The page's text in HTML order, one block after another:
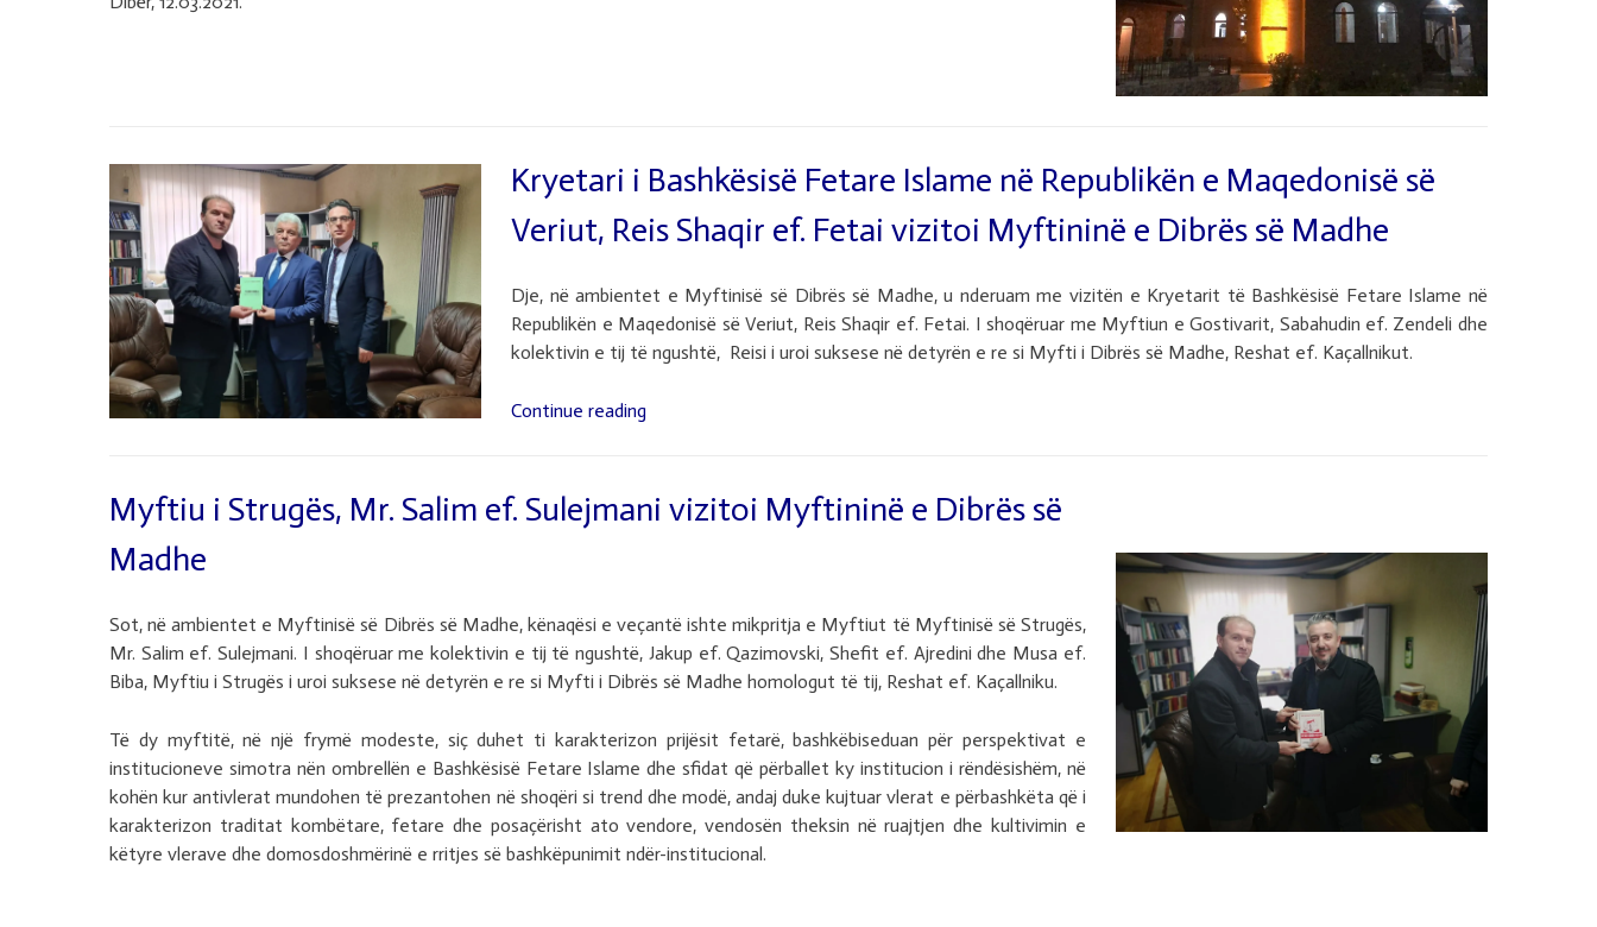
Kryetari i Bashkësisë Fetare Islame në Republikën e Maqedonisë së
Veriut, Reis Shaqir ef. Fetai vizitoi Myftininë e Dibrës së Madhe
Dje, në ambientet e Myftinisë së Dibrës së Madhe, u nderuam me vizitën e Kryetarit të Bashkësisë Fetare Islame në
Republikën e Maqedonisë së Veriut, Reis Shaqir ef. Fetai. I shoqëruar me Myftiun e Gostivarit, Sabahudin ef. Zendeli dhe
kolektivin e tij të ngushtë, Reisi i uroi suksese në detyrën e re si Myfti i Dibrës së Madhe, Reshat ef. Kaçallnikut.
Continue reading
Fetare
Islame
Maqedonisë
së
Veriut,
Shaqir
ef.
Fetai
vizitoi
Myftininë
Myftiu i Strugës, Mr. Salim ef. Sulejmani vizitoi Myftininë e Dibrës së
Madhe
Sot, në ambientet e Myftinisë së Dibrës së Madhe, kënaqësi e veçantë ishte mikpritja e Myftiut të Myftinisë së Strugës,
Mr. Salim ef. Sulejmani. I shoqëruar me kolektivin e tij të ngushtë, Jakup ef. Qazimovski, Shefit ef. Ajredini dhe Musa ef.
Biba, Myftiu i Strugës i uroi suksese në detyrën e re si Myfti i Dibrës së Madhe homologut të tij, Reshat ef. Kaçallniku.
Të dy myftitë, në një frymë modeste, siç duhet ti karakterizon prijësit fetarë, bashkëbiseduan për perspektivat e
institucioneve simotra nën ombrellën e Bashkësisë Fetare Islame dhe sfidat që përballet ky institucion i rëndësishëm, në
kohën kur antivlerat mundohen të prezantohen në shoqëri si trend dhe modë, andaj duke kujtuar vlerat e përbashkëta që i
karakterizon traditat kombëtare, fetare dhe posaçërisht ato vendore, vendosën theksin në ruajtjen dhe kultivimin e
këtyre vlerave dhe domosdoshmërinë e rritjes së bashkëpunimit ndër-institucional.